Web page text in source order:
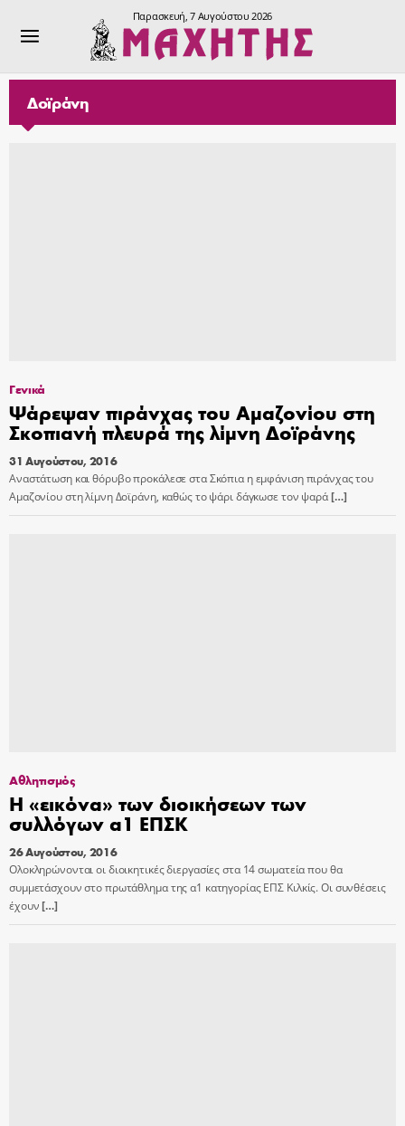
Παρασκευή, 7 Αυγούστου 2026
Δοϊράνη
Γενικά
Ψάρεψαν πιράνχας του Αμαζονίου στη
Σκοπιανή πλευρά της λίμνη Δοϊράνης
31 Αυγούστου, 2016
Αναστάτωση και θόρυβο προκάλεσε στα Σκόπια η εμφάνιση πιράνχας του
Αμαζονίου στη λίμνη Δοϊράνη, καθώς το ψάρι δάγκωσε τον ψαρά[…]
Αθλητισμός
Η «εικόνα» των διοικήσεων των
συλλόγων α1 ΕΠΣΚ
26 Αυγούστου, 2016
Ολοκληρώνονται οι διοικητικές διεργασίες στα 14 σωματεία που θα
συμμετάσχουν στο πρωτάθλημα της α1 κατηγορίας ΕΠΣ Κιλκίς. Οι συνθέσεις
έχουν[…]